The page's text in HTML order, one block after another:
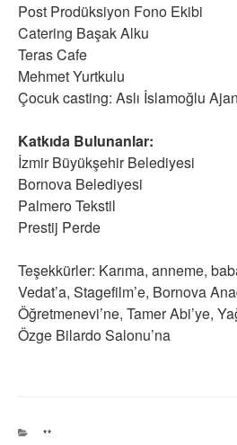
Post Prodüksiyon Fono Ekibi
Catering Başak Alku
Teras Cafe
Mehmet Yurtkulu
Çocuk casting: Aslı İslamoğlu
Katkıda Bulunanlar:
İzmir Büyükşehir Belediyesi
Bornova Belediyesi
Palmero Tekstil
Prestij Perde
Teşekkürler: Karıma, anneme,
Vedat’a, Stagefilm’e, Bornova
Öğretmenevi’ne, Tamer Abi’ye,
Özge Bilardo Salonu’na
KATEGORILER
**